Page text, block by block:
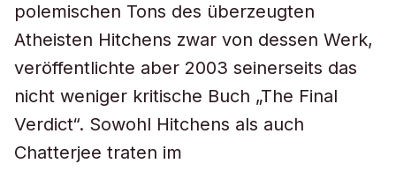
polemischen Tons des überzeugten
Atheisten Hitchens zwar von dessen Werk,
veröffentlichte aber 2003 seinerseits das
nicht weniger kritische Buch „The Final
Verdict“. Sowohl Hitchens als auch
Chatterjee traten im